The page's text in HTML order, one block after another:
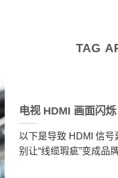
TAG
电视 HDMI 画面闪
以下是导致 HDMI 信
别让“线缆瑕疵”变成品